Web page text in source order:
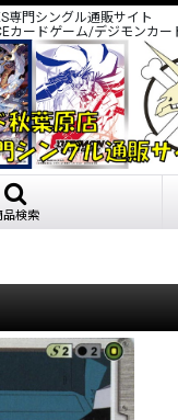
専門シングル通販サイト
カードゲーム/デジモンカー
品検索